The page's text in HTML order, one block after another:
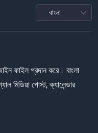
ফাইল প্রদান করে। বাংলা
মিডিয়া পোস্ট, ক্যালেন্ডার